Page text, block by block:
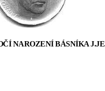
NAROZENÍ BÁSNÍKA